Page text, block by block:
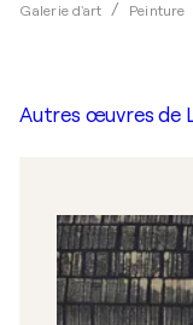
Galerie d'art Peinture
Autres œuvres de